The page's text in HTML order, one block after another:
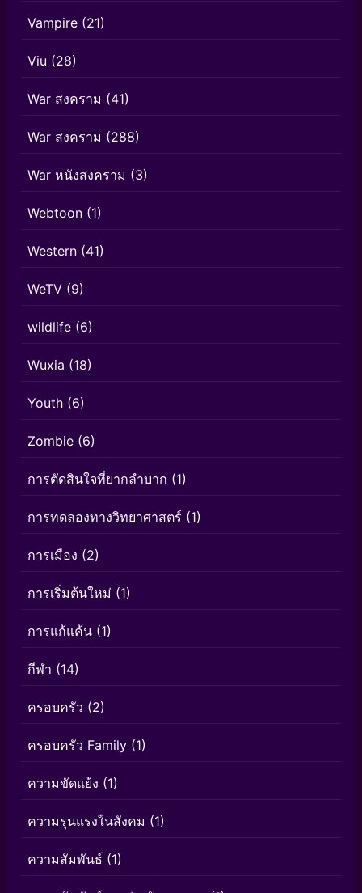
Vampire (21)
Viu (28)
War สงคราม (41)
War สงคราม (288)
War หนังสงคราม (3)
Webtoon (1)
Western (41)
WeTV (9)
wildlife (6)
Wuxia (18)
Youth (6)
Zombie (6)
การตัดสินใจที่ยากลำบาก (1)
การทดลองทางวิทยาศาสตร์ (1)
การเมือง (2)
การเริ่มต้นใหม่ (1)
การแก้แค้น (1)
กีฬา (14)
ครอบครัว (2)
ครอบครัว Family (1)
ความขัดแย้ง (1)
ความรุนแรงในสังคม (1)
ความสัมพันธ์ (1)